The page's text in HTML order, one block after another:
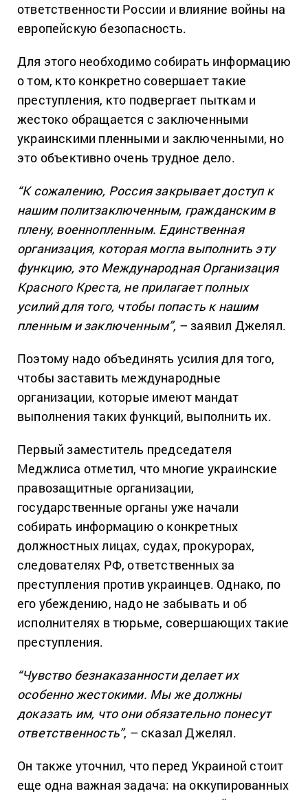
ответственности России и влияние войны на
европейскую безопасность.
Для этого необходимо собирать информацию
о том, кто конкретно совершает такие
преступления, кто подвергает пыткам и
жестоко обращается с заключенными
украинскими пленными и заключенными, но
это объективно очень трудное дело.
“К сожалению, Россия закрывает доступ к
нашим политзаключенным, гражданским в
плену, военнопленным. Единственная
организация, которая могла выполнить эту
функцию, это Международная Организация
Красного Креста, не прилагает полных
усилий для того, чтобы попасть к нашим
пленным и заключенным”, – заявил Джелял.
Поэтому надо объединять усилия для того,
чтобы заставить международные
организации, которые имеют мандат
выполнения таких функций, выполнить их.
Первый заместитель председателя
Меджлиса отметил, что многие украинские
правозащитные организации,
государственные органы уже начали
собирать информацию о конкретных
должностных лицах, судах, прокурорах,
следователях РФ, ответственных за
преступления против украинцев. Однако, по
его убеждению, надо не забывать и об
исполнителях в тюрьме, совершающих такие
преступления.
“Чувство безнаказанности делает их
особенно жестокими. Мы же должны
доказать им, что они обязательно понесут
ответственность”, – сказал Джелял.
Он также уточнил, что перед Украиной стоит
еще одна важная задача: на оккупированных